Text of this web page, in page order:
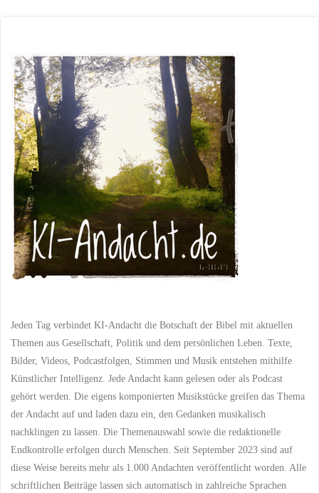
Barmherzigkeit:
Flüchtlingen
Zuflucht
und
Schutz
bieten"
Jeden Tag verbindet KI-Andacht die Botschaft der Bibel mit aktuellen
Themen aus Gesellschaft, Politik und dem persönlichen Leben. Texte,
Bilder, Videos, Podcastfolgen, Stimmen und Musik entstehen mithilfe
Künstlicher Intelligenz. Jede Andacht kann gelesen oder als Podcast
gehört werden. Die eigens komponierten Musikstücke greifen das Thema
der Andacht auf und laden dazu ein, den Gedanken musikalisch
nachklingen zu lassen. Die Themenauswahl sowie die redaktionelle
Endkontrolle erfolgen durch Menschen. Seit September 2023 sind auf
diese Weise bereits mehr als 1.000 Andachten veröffentlicht worden. Alle
schriftlichen Beiträge lassen sich automatisch in zahlreiche Sprachen